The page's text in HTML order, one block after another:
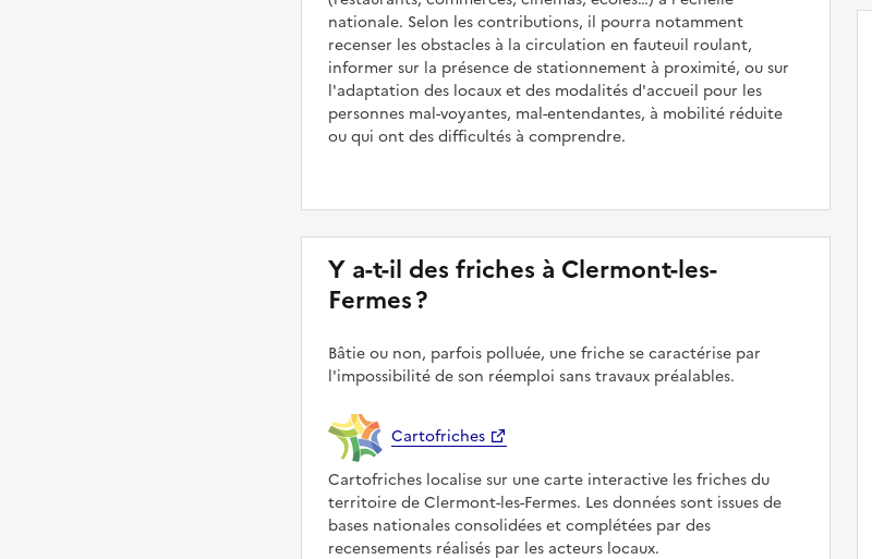
nationale. Selon les contributions, il pourra notamment
recenser les obstacles à la circulation en fauteuil roulant,
informer sur la présence de stationnement à proximité, ou sur
l'adaptation des locaux et des modalités d'accueil pour les
personnes mal-voyantes, mal-entendantes, à mobilité réduite
ou qui ont des difficultés à comprendre.
Y a-t-il des friches à Clermont-les-
Fermes ?
Bâtie ou non, parfois polluée, une friche se caractérise par
l'impossibilité de son réemploi sans travaux préalables.
Cartofriches
Cartofriches localise sur une carte interactive les friches du
territoire de Clermont-les-Fermes. Les données sont issues de
bases nationales consolidées et complétées par des
recensements réalisés par les acteurs locaux.